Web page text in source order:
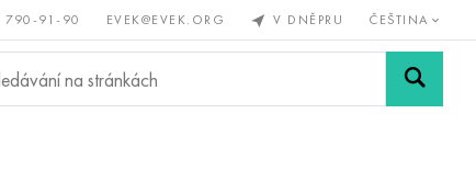
91-90 EVEK@EVEK.ORG V DNĚPRU ČEŠTINA
Legovaná Sítě a